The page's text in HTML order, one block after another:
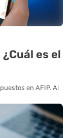
es el
en AFIP. Al